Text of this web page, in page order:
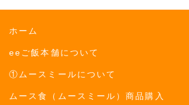
ホーム
eeご飯本舗について
①ムースミールについて
ムース食（ムースミール）商品購入